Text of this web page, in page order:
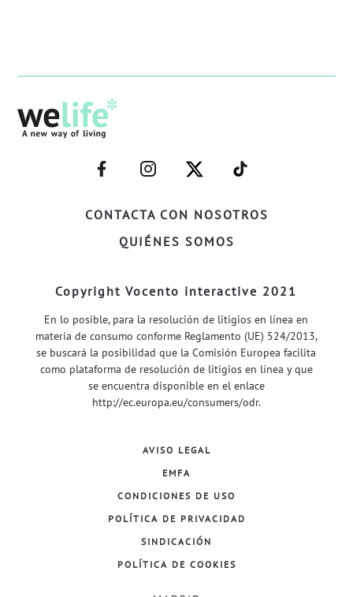
CONTACTA CON NOSOTROS
QUIÉNES SOMOS
–
FACEBOOK–
–
INSTAGRAM–
–
TWITTER–
–
WELIFE–
Copyright Vocento interactive 2021
En lo posible, para la resolución de litigios en línea en
materia de consumo conforme Reglamento (UE) 524/2013,
se buscará la posibilidad que la Comisión Europea facilita
como plataforma de resolución de litigios en línea y que
se encuentra disponible en el enlace
http://ec.europa.eu/consumers/odr.
AVISO LEGAL
EMFA
CONDICIONES DE USO
POLÍTICA DE PRIVACIDAD
SINDICACIÓN
POLÍTICA DE COOKIES